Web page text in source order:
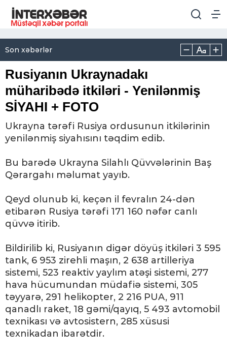
Son xəbərlər
Rusiyanın Ukraynadakı
müharibədə itkiləri - Yenilənmiş
SİYAHI + FOTO
Ukrayna tərəfi Rusiya ordusunun itkilərinin
yenilənmiş siyahısını təqdim edib.
Bu barədə Ukrayna Silahlı Qüvvələrinin Baş
Qərargahı məlumat yayıb.
Qeyd olunub ki, keçən il fevralın 24-dən
etibarən Rusiya tərəfi 171 160 nəfər canlı
qüvvə itirib.
Bildirilib ki, Rusiyanın digər döyüş itkiləri 3 595
tank, 6 953 zirehli maşın, 2 638 artilleriya
sistemi, 523 reaktiv yaylım atəşi sistemi, 277
hava hücumundan müdafiə sistemi, 305
təyyarə, 291 helikopter, 2 216 PUA, 911
qanadlı raket, 18 gəmi/qayıq, 5 493 avtomobil
texnikası və avtosistern, 285 xüsusi
texnikadan ibarətdir.